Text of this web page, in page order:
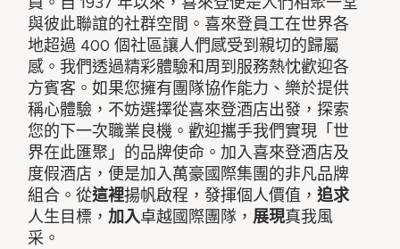
與彼此聯誼的社群空間。喜來登員工在世界各
地超過 400 個社區讓人們感受到親切的歸屬
感。我們透過精彩體驗和周到服務熱忱歡迎各
方賓客。如果您擁有團隊協作能力、樂於提供
稱心體驗，不妨選擇從喜來登酒店出發，探索
您的下一次職業良機。歡迎攜手我們實現「世
界在此匯聚」的品牌使命。加入喜來登酒店及
度假酒店，便是加入萬豪國際集團的非凡品牌
組合。從這裡揚帆啟程，發揮個人價值，追求
人生目標，加入卓越國際團隊， 展現真我風
采。